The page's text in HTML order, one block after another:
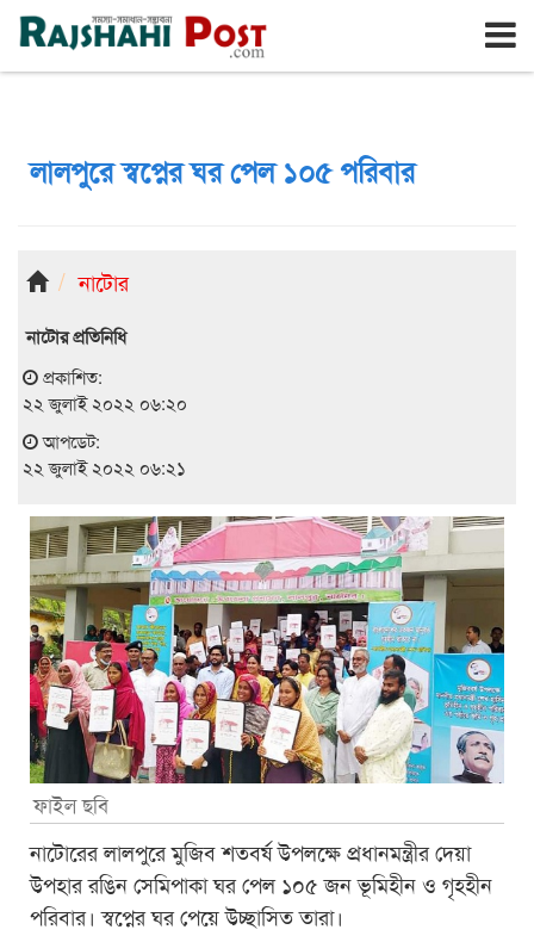
রাজশাহী শনিবার, ৮ই আগস্ট ২০২৬, ২৫শে শ্রাবণ ১৪৩৩
লালপুরে স্বপ্নের ঘর পেল ১০৫ পরিবার
নাটোর
নাটোর প্রতিনিধি
প্রকাশিত:
২২ জুলাই ২০২২ ০৬:২০
আপডেট:
২২ জুলাই ২০২২ ০৬:২১
ফাইল ছবি
নাটোরের লালপুরে মুজিব শতবর্ষ উপলক্ষে প্রধানমন্ত্রীর দেয়া
উপহার রঙিন সেমিপাকা ঘর পেল ১০৫ জন ভূমিহীন ও গৃহহীন
পরিবার। স্বপ্নের ঘর পেয়ে উচ্ছাসিত তারা।